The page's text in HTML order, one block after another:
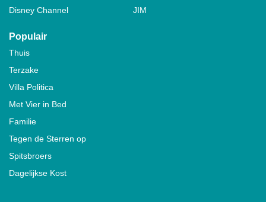
Disney Channel
JIM
Populair
Thuis
Terzake
Villa Politica
Met Vier in Bed
Familie
Tegen de Sterren op
Spitsbroers
Dagelijkse Kost